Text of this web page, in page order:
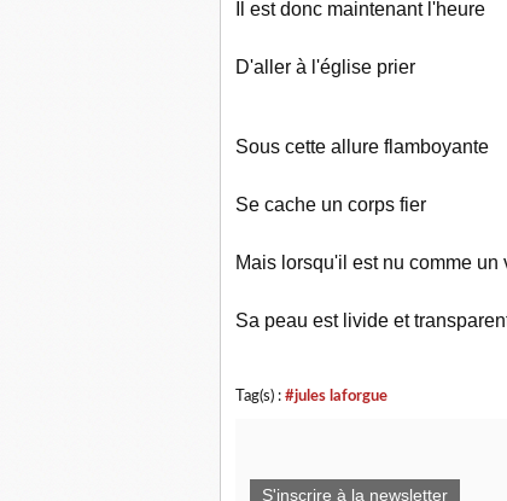
Il est donc
D'aller à l'église prier
Sous cette
Se
Mais
Sa peau est livide et
Tag(s) : #jules laforgue
S'inscrire à la newsletter